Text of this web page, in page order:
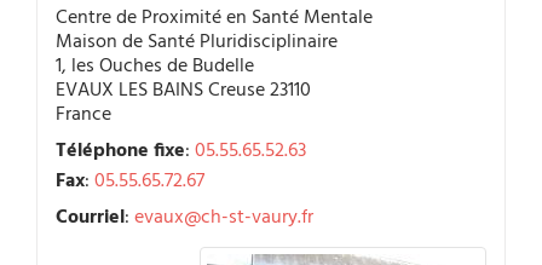
Centre de Proximité en Santé Mentale
Maison de Santé Pluridisciplinaire
1, les Ouches de Budelle
EVAUX LES BAINSCreuse23110
France
Téléphone fixe:05.55.65.52.63
Fax:05.55.65.72.67
Courriel:evaux@ch-st-vaury.fr